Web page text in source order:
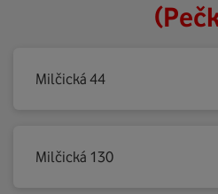
Milčická 44
Milčická 130